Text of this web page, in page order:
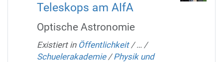
Teleskops am AIfA
Optische Astronomie
Existiert in Öffentlichkeit /… /
Schuelerakademie /Physik und